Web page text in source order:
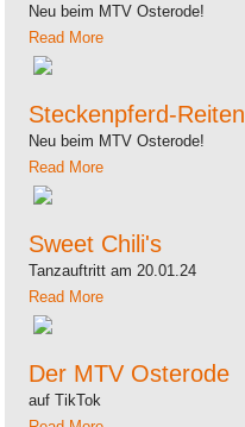
Neu beim MTV Osterode!
Read More
Steckenpferd-Reiten
Neu beim MTV Osterode!
Read More
Sweet Chili's
Tanzauftritt am 20.01.24
Read More
Der MTV Osterode
auf TikTok